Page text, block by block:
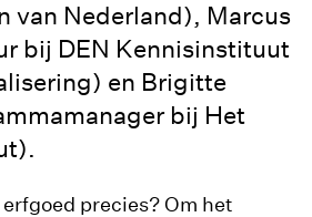
van Nederland), Marcus
bij DEN Kennisinstituut
en Brigitte
bij Het
precies? Om het